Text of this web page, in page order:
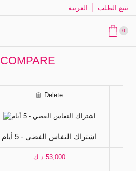
العربية تتبع الطلب
0
COMPARE
Delete
اشتراك النفاس الفضي - 5 أيام
53,000 د.ك